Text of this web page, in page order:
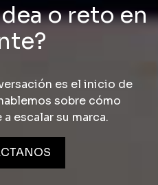
o reto en
es el inicio de
sobre cómo
escalar su marca.